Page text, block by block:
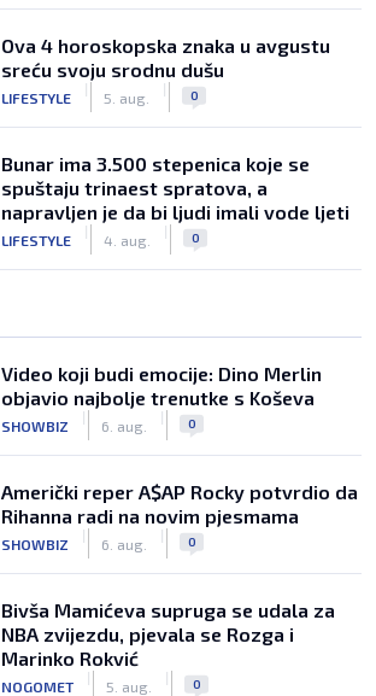
Ova 4 horoskopska znaka u avgustu
sreću svoju srodnu dušu
LIFESTYLE
|
5. aug.
| 0
Bunar imа 3.500 stepenica koje se
spuštaju trinaest spratova, a
napravljen je da bi ljudi imali vode ljeti
LIFESTYLE
|
4. aug.
| 0
Video koji budi emocije: Dino Merlin
objavio najbolje trenutke s Koševa
SHOWBIZ
|
6. aug.
| 0
Američki reper A$AP Rocky potvrdio da
Rihanna radi na novim pjesmama
SHOWBIZ
|
6. aug.
| 0
Bivša Mamićeva supruga se udala za
NBA zvijezdu, pjevala se Rozga i
Marinko Rokvić
NOGOMET
|
5. aug.
| 0